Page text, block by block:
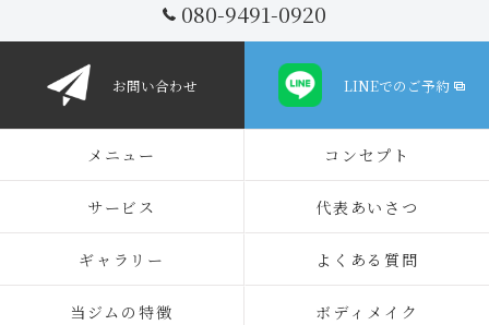
080-9491-0920
お問い合わせ LINEでのご予約
メニュー コンセプト
サービス 代表あいさつ
ギャラリー よくある質問
当ジムの特徴 ボディメイク